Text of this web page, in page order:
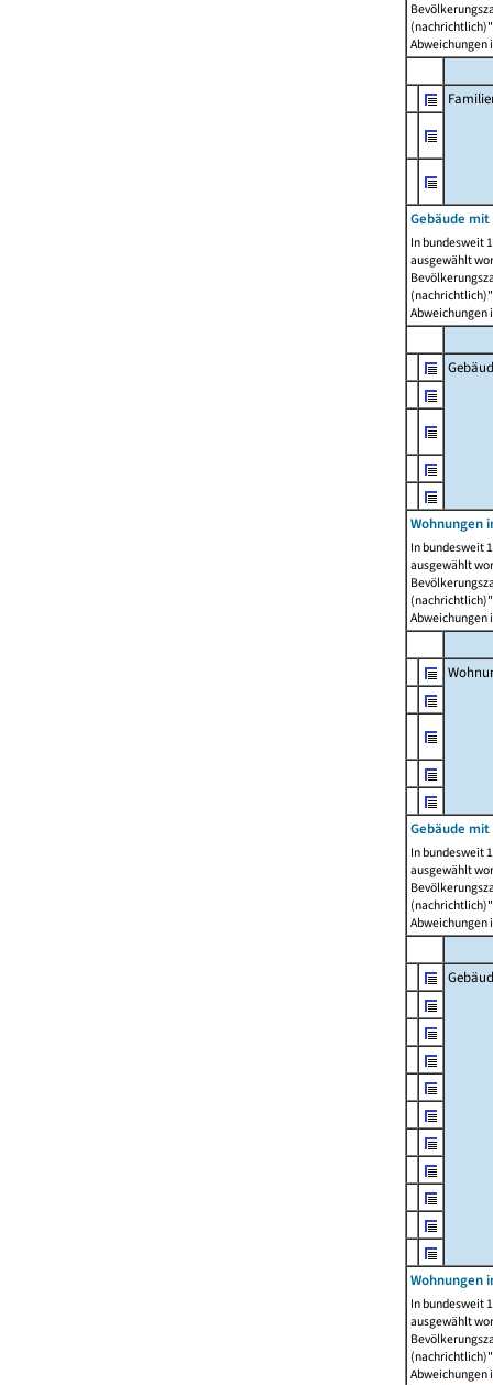
Abweichungen
Gebäude
In bundesweit
ausgewählt
Abweichungen
Wohnungen
In bundesweit
ausgewählt
Abweichungen
Gebäude
In bundesweit
ausgewählt
Abweichungen
Wohnungen
In bundesweit
ausgewählt
Abweichungen